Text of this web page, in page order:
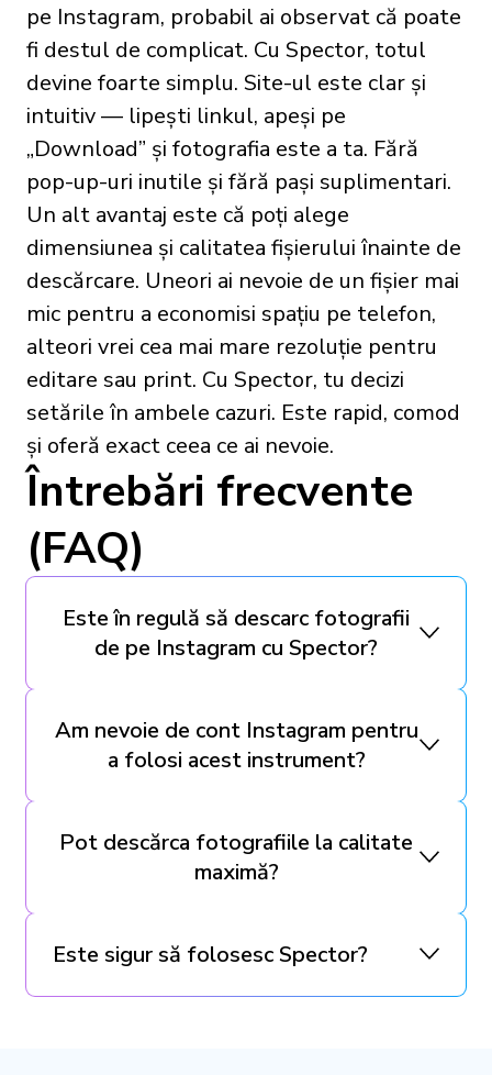
pe Instagram, probabil ai observat că poate
fi destul de complicat. Cu Spector, totul
devine foarte simplu. Site-ul este clar și
intuitiv — lipești linkul, apeși pe
„Download” și fotografia este a ta. Fără
pop-up-uri inutile și fără pași suplimentari.
Un alt avantaj este că poți alege
dimensiunea și calitatea fișierului înainte de
descărcare. Uneori ai nevoie de un fișier mai
mic pentru a economisi spațiu pe telefon,
alteori vrei cea mai mare rezoluție pentru
editare sau print. Cu Spector, tu decizi
setările în ambele cazuri. Este rapid, comod
și oferă exact ceea ce ai nevoie.
Întrebări frecvente
(FAQ)
Este în regulă să descarc fotografii
de pe Instagram cu Spector?
Am nevoie de cont Instagram pentru
a folosi acest instrument?
Pot descărca fotografiile la calitate
maximă?
Este sigur să folosesc Spector?